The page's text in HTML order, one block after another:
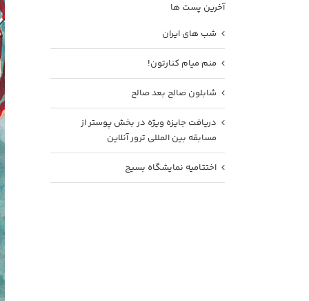
آخرین پست ها
شب های ایران
منم میام کنارتون!
شابلون صالح بعد صالح
دریافت جایزه ویژه در بخش پوستر از
مسابقه بین المللی ترور آنلاین
اختتامیه نمایشگاه بسیج